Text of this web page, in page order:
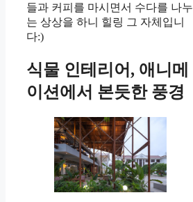
들과 커피를 마시면서 수다를 나누
는 상상을 하니 힐링 그 자체입니
다:)
식물 인테리어, 애니메
이션에서 본듯한 풍경